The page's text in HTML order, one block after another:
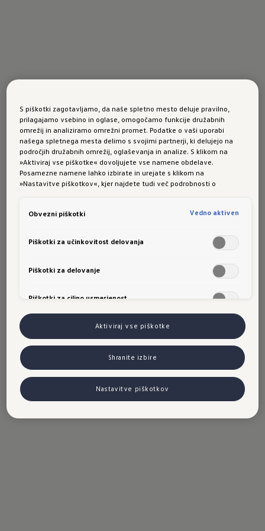
S piškotki zagotavljamo, da naše spletno mesto deluje pravilno,
prilagajamo vsebino in oglase, omogočamo funkcije družabnih
omrežij in analiziramo omrežni promet. Podatke o vaši uporabi
našega spletnega mesta delimo s svojimi partnerji, ki delujejo na
področjih družabnih omrežij, oglaševanja in analize. S klikom na
»Aktiviraj vse piškotke« dovoljujete vse namene obdelave.
Posamezne namene lahko izbirate in urejate s klikom na
»Nastavitve piškotkov«, kjer najdete tudi več podrobnosti o
Obvezni piškotki
Vedno aktiven
Piškotki za učinkovitost delovanja
Piškotki za delovanje
Piškotki za ciljno usmerjenost
Aktiviraj vse piškotke
Shranite izbire
Nastavitve piškotkov